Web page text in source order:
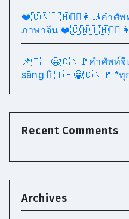
❤️🇨🇳🇹🇭🧑‍⚕️👩‍🦽คำศัพท์
ภาษาจีน
📌🇹🇭😀🇨🇳🚩คำศัพท์จีน
sāng lǐ 🇹🇭😀🇨🇳🚩 *ทุ
Recent Comments
Archives